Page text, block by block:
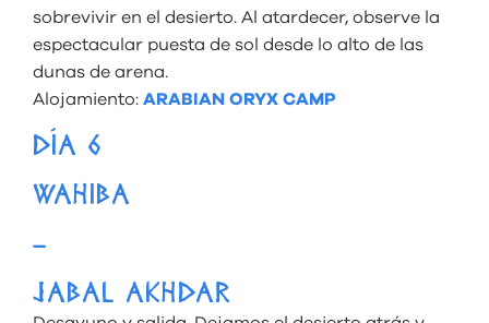
sobrevivir en el desierto. Al atardecer, observe la
espectacular puesta de sol desde lo alto de las
dunas de arena.
Alojamiento: ARABIAN ORYX CAMP
DÍA 6
WAHIBA
–
JABAL AKHDAR